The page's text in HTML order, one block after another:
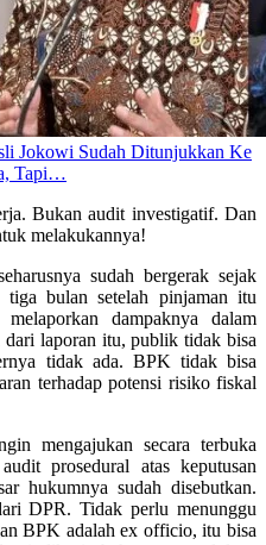
Jokowi Sudah Ditunjukkan Ke
Tapi…
Bukan audit investigatif. Dan
melakukannya!
sudah bergerak sejak
bulan setelah pinjaman itu
dampaknya dalam
laporan itu, publik tidak bisa
tidak ada. BPK tidak bisa
terhadap potensi risiko fiskal
mengajukan secara terbuka
prosedural atas keputusan
hukumnya sudah disebutkan.
DPR. Tidak perlu menunggu
BPK adalah ex officio, itu bisa